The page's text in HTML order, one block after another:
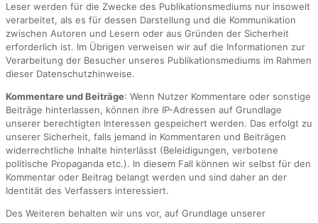
Leser werden für die Zwecke des Publikationsmediums nur insoweit
verarbeitet, als es für dessen Darstellung und die Kommunikation
zwischen Autoren und Lesern oder aus Gründen der Sicherheit
erforderlich ist. Im Übrigen verweisen wir auf die Informationen zur
Verarbeitung der Besucher unseres Publikationsmediums im Rahmen
dieser Datenschutzhinweise.
Kommentare und Beiträge: Wenn Nutzer Kommentare oder sonstige
Beiträge hinterlassen, können ihre IP-Adressen auf Grundlage
unserer berechtigten Interessen gespeichert werden. Das erfolgt zu
unserer Sicherheit, falls jemand in Kommentaren und Beiträgen
widerrechtliche Inhalte hinterlässt (Beleidigungen, verbotene
politische Propaganda etc.). In diesem Fall können wir selbst für den
Kommentar oder Beitrag belangt werden und sind daher an der
Identität des Verfassers interessiert.
Des Weiteren behalten wir uns vor, auf Grundlage unserer